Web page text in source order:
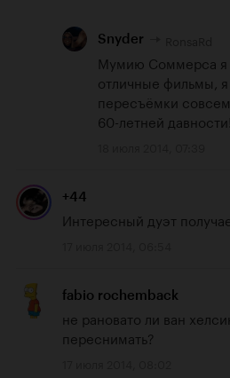
Snyder
Мумию Соммерса я
отличные фильмы,
пересъёмки
60-летней давности!
+44
Интересный дуэт
fabio rochemback
не рановато ли ван
переснимать?